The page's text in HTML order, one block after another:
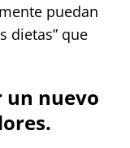
puedan
dietas” que
un nuevo